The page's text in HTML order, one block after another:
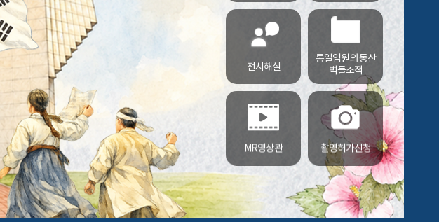
전시해설
통일염원의 동산
벽돌조적
MR영상관 촬영허가신청